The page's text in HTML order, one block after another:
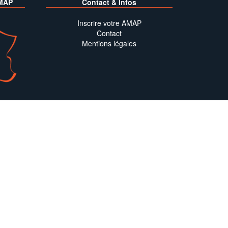
Contact & Infos
Inscrire votre AMAP
Contact
Mentions légales